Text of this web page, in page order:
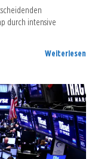
durch intensive
Weiterlesen